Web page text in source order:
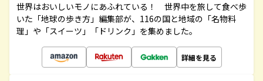
世界はおいしいモノにあふれている！ 世界中を旅して食べ歩
いた「地球の歩き方」編集部が、116の国と地域の「名物料
理」や「スイーツ」「ドリンク」を集めました。
詳細を見る